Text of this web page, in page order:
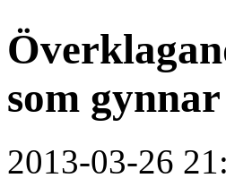
som
2013-03-26